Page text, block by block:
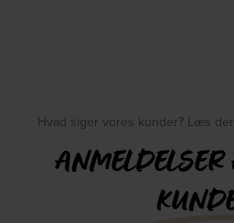
Hvad siger vores kunder? Læs
ANMELDELSER